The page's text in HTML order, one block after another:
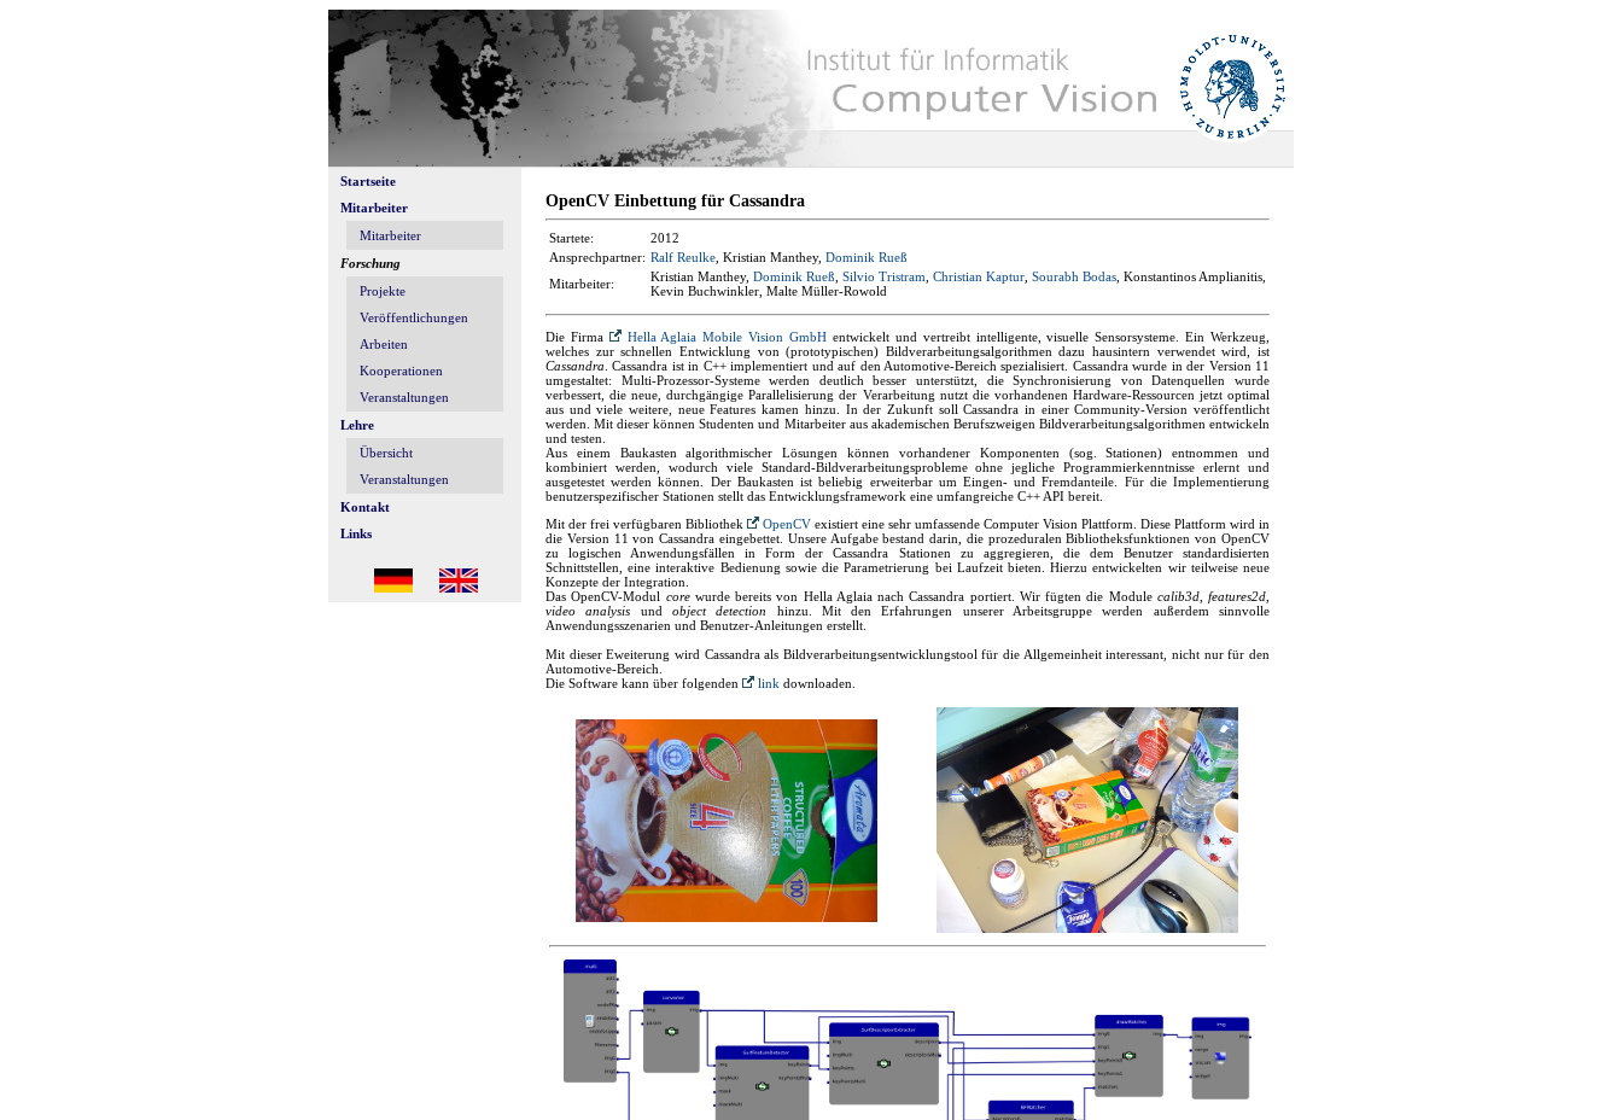
OpenCV Einbettung für Cassandra
Startete:
2012
Ansprechpartner: Ralf Reulke , Kristian Manthey, Dominik Rueß
Mitarbeiter:
Kristian Manthey, Dominik Rueß Silvio Tristram Christian Kaptur Sourabh Bodas , Konstantinos Amplianitis,
Kevin Buchwinkler, Malte Müller-Rowold
Die Firma Hella Aglaia Mobile Vision GmbH entwickelt und vertreibt intelligente, visuelle Sensorsysteme. Ein Werkzeug,
welches zur schnellen Entwicklung von (prototypischen) Bildverarbeitungsalgorithmen dazu hausintern verwendet wird, ist
Cassandra . Cassandra ist in C++ implementiert und auf den Automotive-Bereich spezialisiert. Cassandra wurde in der Version 11
umgestaltet: Multi-Prozessor-Systeme werden deutlich besser unterstützt, die Synchronisierung von Datenquellen wurde
verbessert, die neue, durchgängige Parallelisierung der Verarbeitung nutzt die vorhandenen Hardware-Ressourcen jetzt optimal
aus und viele weitere, neue Features kamen hinzu. In der Zukunft soll Cassandra in einer Community-Version veröffentlicht
werden. Mit dieser können Studenten und Mitarbeiter aus akademischen Berufszweigen Bildverarbeitungsalgorithmen entwickeln
und testen.
Aus einem Baukasten algorithmischer Lösungen können vorhandener Komponenten (sog. Stationen) entnommen und
kombiniert werden, wodurch viele Standard-Bildverarbeitungsprobleme ohne jegliche Programmierkenntnisse erlernt und
ausgetestet werden können. Der Baukasten ist beliebig erweiterbar um Eingen- und Fremdanteile. Für die Implementierung
benutzerspezifischer Stationen stellt das Entwicklungsframework eine umfangreiche C++ API bereit.
Mit der frei verfügbaren Bibliothek
OpenCV existiert eine sehr umfassende Computer Vision Plattform. Diese Plattform wird in
die Version 11 von Cassandra eingebettet. Unsere Aufgabe bestand darin, die prozeduralen Bibliotheksfunktionen von OpenCV
zu logischen Anwendungsfällen in Form der Cassandra Stationen zu aggregieren, die dem Benutzer standardisierten
Schnittstellen, eine interaktive Bedienung sowie die Parametrierung bei Laufzeit bieten. Hierzu entwickelten wir teilweise neue
Konzepte der Integration.
Das OpenCV-Modul corewurde bereits von Hella Aglaia nach Cassandra portiert. Wir fügten die Module calib3d, features2d
video analysis und object detection
hinzu. Mit den Erfahrungen unserer Arbeitsgruppe werden außerdem sinnvolle
Anwendungsszenarien und Benutzer-Anleitungen erstellt.
Mit dieser Eweiterung wird Cassandra als Bildverarbeitungsentwicklungstool für die Allgemeinheit interessant, nicht nur für den
Automotive-Bereich.
Die Software kann über folgenden
link downloaden.
Startseite
Mitarbeiter
Mitarbeiter
Forschung
Projekte
Veröffentlichungen
Arbeiten
Kooperationen
Veranstaltungen
Lehre
Übersicht
Veranstaltungen
Kontakt
Links